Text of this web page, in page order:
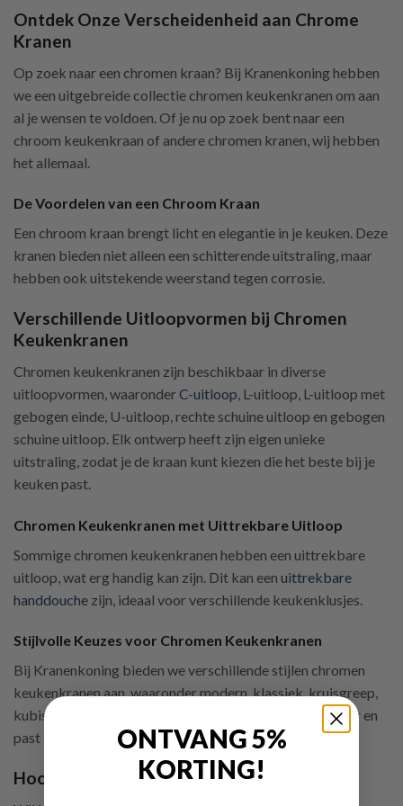
Ontdek Onze Verscheidenheid aan Chrome
Kranen
Op zoek naar een chromen kraan? Bij Kranenkoning hebben
we een uitgebreide collectie chromen keukenkranen om aan
al je wensen te voldoen. Of je nu op zoek bent naar een
chroom keukenkraan of andere chromen kranen, wij hebben
het allemaal.
De Voordelen van een Chroom Kraan
Een chroom kraan brengt licht en elegantie in je keuken. Deze
kranen bieden niet alleen een schitterende uitstraling, maar
hebben ook uitstekende weerstand tegen corrosie.
Verschillende Uitloopvormen bij Chromen
Keukenkranen
Chromen keukenkranen zijn beschikbaar in diverse
uitloopvormen, waaronderC-uitloop , L-uitloop, L-uitloop met
gebogen einde, U-uitloop, rechte schuine uitloop en gebogen
schuine uitloop. Elk ontwerp heeft zijn eigen unieke
uitstraling, zodat je de kraan kunt kiezen die het beste bij je
keuken past.
Chromen Keukenkranen met Uittrekbare Uitloop
Sommige chromen keukenkranen hebben een uittrekbare
uitloop, wat erg handig kan zijn. Dit kan een uittrekbare
handdouche zijn, ideaal voor verschillende keukenklusjes.
Stijlvolle Keuzes voor Chromen Keukenkranen
Bij Kranenkoning bieden we verschillende stijlen chromen
keukenkranen aan, waaronder modern, klassiek, kruisgreep,
kubistisch en exclusief. Elke stijl heeft zijn eigen karakter en
past in diverse keukenontwerpen.
Hoogwaardige Merken bij Kranenkoning
ONTVANG 5%
KORTING!